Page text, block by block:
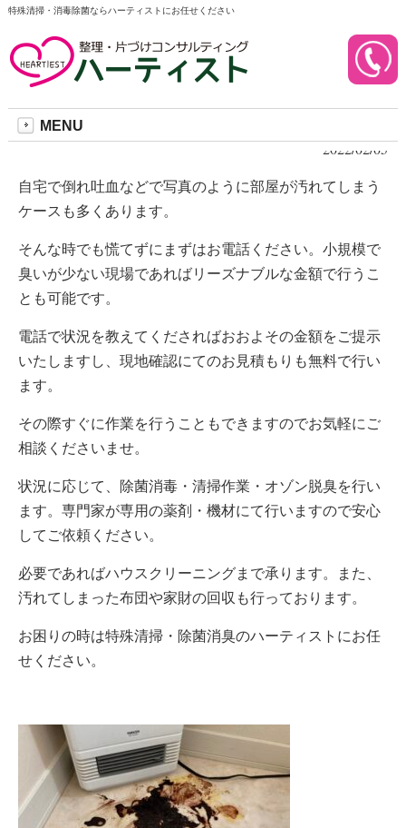
特殊清掃・消毒除菌ならハーティストにお任せください
MENU
このようなケースでもお気
軽にご連絡ください。
2022/02/05
自宅で倒れ吐血などで写真のように部屋が汚れてしまう
ケースも多くあります。
そんな時でも慌てずにまずはお電話ください。小規模で
臭いが少ない現場であればリーズナブルな金額で行うこ
とも可能です。
電話で状況を教えてくださればおおよその金額をご提示
いたしますし、現地確認にてのお見積もりも無料で行い
ます。
その際すぐに作業を行うこともできますのでお気軽にご
相談くださいませ。
状況に応じて、除菌消毒・清掃作業・オゾン脱臭を行い
ます。専門家が専用の薬剤・機材にて行いますので安心
してご依頼ください。
必要であればハウスクリーニングまで承ります。また、
汚れてしまった布団や家財の回収も行っております。
お困りの時は特殊清掃・除菌消臭のハーティストにお任
せください。